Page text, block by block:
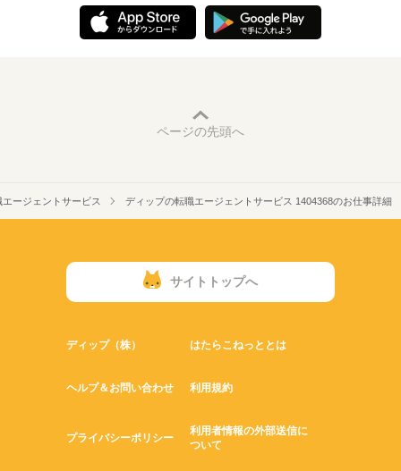
ページの先頭へ
ージェントサービス ディップの転職エージェントサービス 1404368のお仕事詳細
サイトトップへ
ディップ（株） はたらこねっととは
ヘルプ＆お問い合わせ 利用規約
プライバシーポリシー
利用者情報の外部送信に
ついて